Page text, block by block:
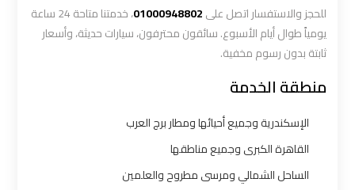
للحجز والاستفسار اتصل على01000948802
، خدمتنا متاحة 24 ساعة
يومياً طوال أيام الأسبوع. سائقون محترفون، سيارات حديثة، وأسعار
ثابتة بدون رسوم مخفية.
منطقة الخدمة
الإسكندرية وجميع أحيائها ومطار برج العرب
القاهرة الكبرى وجميع مناطقها
الساحل الشمالي ومرسى مطروح والعلمين
ليموزين
اكتوبر
ليموزين